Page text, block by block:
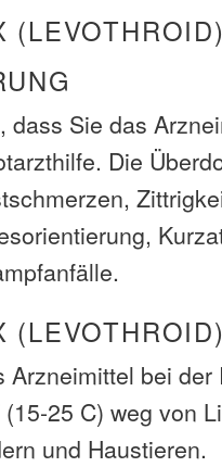
dass Sie das
Die
Arzneimittel bei
25 C) weg von
und Haustieren.